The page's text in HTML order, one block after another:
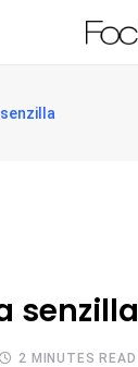
senzilla
senzilla
2 MINUTES READ